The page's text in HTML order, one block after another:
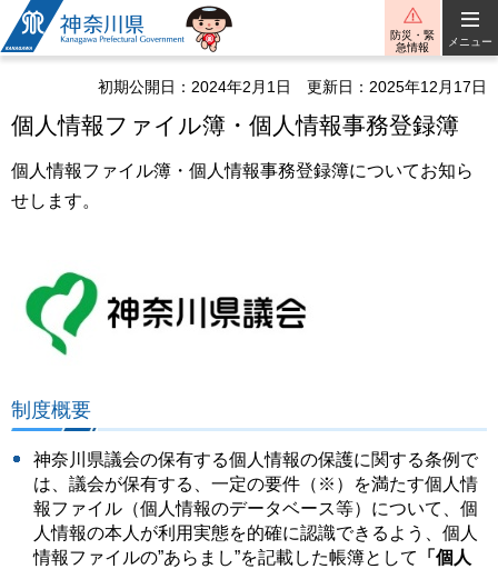
神奈川県
防災・緊
急情報
メニュー
初期公開日：2024年2月1日 更新日：2025年12月17日
個人情報ファイル簿・個人情報事務登録簿
個人情報ファイル簿・個人情報事務登録簿についてお知ら
せします。
制度概要
神奈川県議会の保有する個人情報の保護に関する条例で
は、議会が保有する、一定の要件（※）を満たす個人情
報ファイル（個人情報のデータベース等）について、個
人情報の本人が利用実態を的確に認識できるよう、個人
情報ファイルの”あらまし”を記載した帳簿として
「個人